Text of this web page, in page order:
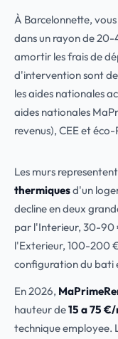
À Barcelonnette,
dans un rayon de
amortir les frais de
d'intervention sont de
les aides nationales
aides nationales
revenus), CEE et éco-
Les murs representent
thermiquesd'un
decline en deux
par l'Interieur, 30-90
l'Exterieur, 100-200
configuration du bati
En 2026,
hauteur de15 a 75 €/
technique employee.